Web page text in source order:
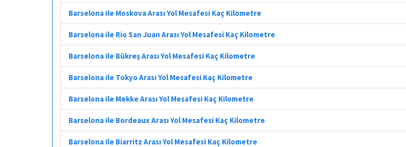
Barselona ile Moskova Arası Yol Mesafesi Kaç Kilometre
Barselona ile Rio San Juan Arası Yol Mesafesi Kaç Kilometre
Barselona ile Bükreş Arası Yol Mesafesi Kaç Kilometre
Barselona ile Tokyo Arası Yol Mesafesi Kaç Kilometre
Barselona ile Mekke Arası Yol Mesafesi Kaç Kilometre
Barselona ile Bordeaux Arası Yol Mesafesi Kaç Kilometre
Barselona ile Biarritz Arası Yol Mesafesi Kaç Kilometre